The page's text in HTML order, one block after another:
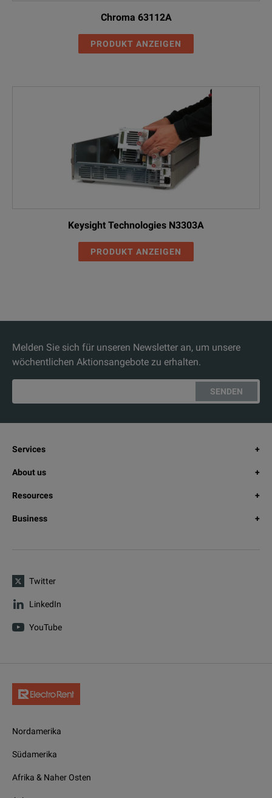
Chroma 63112A
PRODUKT ANZEIGEN
Keysight Technologies N3303A
PRODUKT ANZEIGEN
Melden Sie sich für unseren Newsletter an, um unsere
wöchentlichen Aktionsangebote zu erhalten.
SENDEN
Services
About us
Resources
Business
Twitter
LinkedIn
YouTube
Nordamerika
Südamerika
Afrika & Naher Osten